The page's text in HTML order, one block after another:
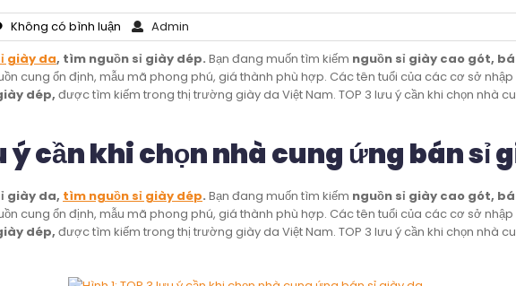
Không có bình luận
Admin
giày da, tìm nguồn sỉ giày dép. Bạn đang muốn tìm kiếm nguồn sỉ giày cao gót,
cung ổn định, mẫu mã phong phú, giá thành phù hợp. Các tên tuổi của các cơ sở nhập
dép, được tìm kiếm trong thị trường giày da Việt Nam. TOP 3 lưu ý cần khi chọn nhà
ý cần khi chọn nhà cung ứng bán sỉ
giày da, tìm nguồn sỉ giày dép. Bạn đang muốn tìm kiếm nguồn sỉ giày cao gót,
cung ổn định, mẫu mã phong phú, giá thành phù hợp. Các tên tuổi của các cơ sở nhập
dép, được tìm kiếm trong thị trường giày da Việt Nam. TOP 3 lưu ý cần khi chọn nhà